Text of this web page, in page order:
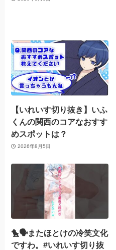
【いれいす切り抜き】いふ
くんの関西のコアなおすす
めスポットは？
2026年8月5日
🐤🗣️またほとけの冷笑文化
ですわ。#いれいす切り抜